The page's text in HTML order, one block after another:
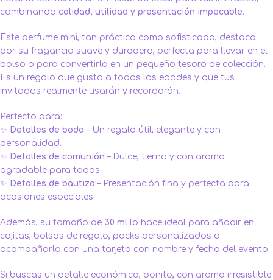
combinando calidad, utilidad y presentación impecable.
Este perfume mini, tan práctico como sofisticado, destaca
por su fragancia suave y duradera, perfecta para llevar en el
bolso o para convertirla en un pequeño tesoro de colección.
Es un regalo que gusta a todas las edades y que tus
invitados realmente usarán y recordarán.
Perfecto para:
✨ Detalles de boda – Un regalo útil, elegante y con
personalidad.
✨ Detalles de comunión – Dulce, tierno y con aroma
agradable para todos.
✨ Detalles de bautizo – Presentación fina y perfecta para
ocasiones especiales.
Además, su tamaño de 30 ml lo hace ideal para añadir en
cajitas, bolsas de regalo, packs personalizados o
acompañarlo con una tarjeta con nombre y fecha del evento.
Si buscas un detalle económico, bonito, con aroma irresistible